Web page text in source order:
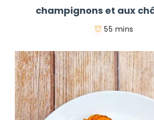
champignons et aux
55 mins